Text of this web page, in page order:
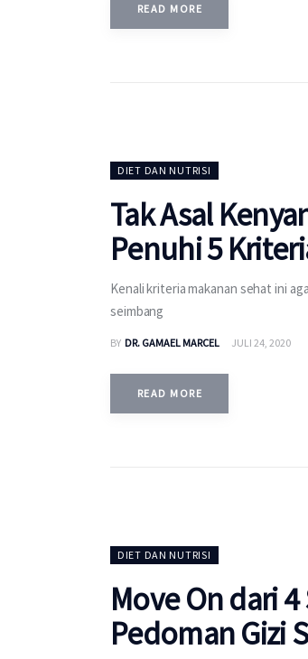
READ MORE
DIET DAN NUTRISI
Tak Asal
Penuhi 5
Kenali kriteria makanan sehat ini
seimbang
BY DR. GAMAEL MARCEL JULI 24, 2020
READ MORE
DIET DAN NUTRISI
Move On dari
Pedoman Gizi